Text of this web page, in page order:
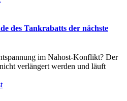
des Tankrabatts der nächste
im Nahost-Konflikt? Der
verlängert werden und läuft